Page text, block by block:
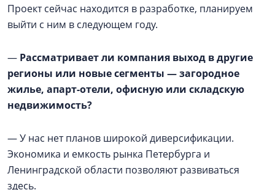
Проект сейчас находится в разработке, планируем
выйти с ним в следующем году.
— Рассматривает ли компания выход в другие
регионы или новые сегменты — загородное
жилье, апарт-отели, офисную или складскую
недвижимость?
— У нас нет планов широкой диверсификации.
Экономика и емкость рынка Петербурга и
Ленинградской области позволяют развиваться
здесь.